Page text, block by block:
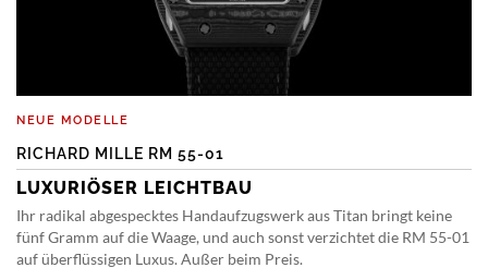
NEUE MODELLE
RICHARD MILLE RM 55-01
LUXURIÖSER LEICHTBAU
Ihr radikal abgespecktes Handaufzugswerk aus Titan bringt keine
fünf Gramm auf die Waage, und auch sonst verzichtet die RM 55-01
auf überflüssigen Luxus. Außer beim Preis.